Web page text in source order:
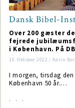
Dansk Bibel-
Over 200 gæster
fejrede
i København. På
10. Oktober 2022 / Karin
I morgen, tirsdag
København 50 år.…